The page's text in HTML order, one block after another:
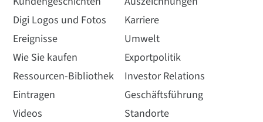
Digi Logos und Fotos
Ereignisse
Wie Sie kaufen
Ressourcen-Bibliothek
Eintragen
Videos
Karriere
Umwelt
Exportpolitik
Investor Relations
Geschäftsführung
Standorte